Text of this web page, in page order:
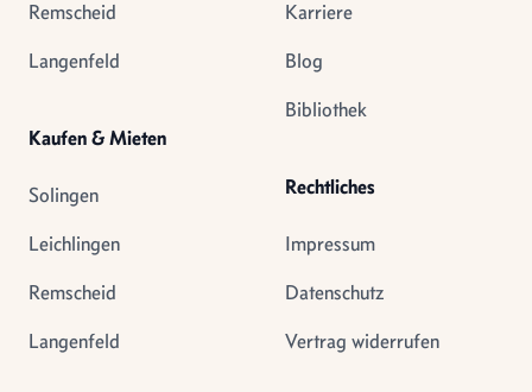
Remscheid
Langenfeld
Kaufen & Mieten
Solingen
Leichlingen
Remscheid
Langenfeld
Karriere
Blog
Bibliothek
Rechtliches
Impressum
Datenschutz
Vertrag widerrufen